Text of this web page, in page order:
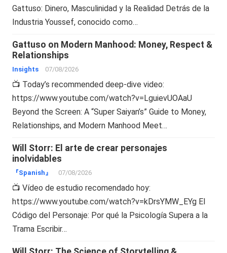
Gattuso: Dinero, Masculinidad y la Realidad Detrás de la
Industria Youssef, conocido como…
Gattuso on Modern Manhood: Money, Respect &
Relationships
Insights 07/08/2026
📺 Today’s recommended deep-dive video:
https://www.youtube.com/watch?v=LguievUOAaU
Beyond the Screen: A “Super Saiyan’s” Guide to Money,
Relationships, and Modern Manhood Meet…
Will Storr: El arte de crear personajes
inolvidables
『Spanish』 07/08/2026
📺 Vídeo de estudio recomendado hoy:
https://www.youtube.com/watch?v=kDrsYMW_EYg El
Código del Personaje: Por qué la Psicología Supera a la
Trama Escribir…